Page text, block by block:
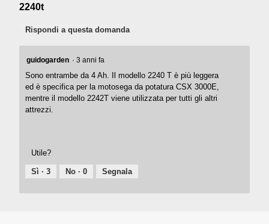
2240t
Rispondi a questa domanda
guidogarden · 3 anni fa
Sono entrambe da 4 Ah. Il modello 2240 T è più leggera
ed è specifica per la motosega da potatura CSX 3000E,
mentre il modello 2242T viene utilizzata per tutti gli altri
attrezzi.
Utile?
Sì ·3 No ·0 Segnala